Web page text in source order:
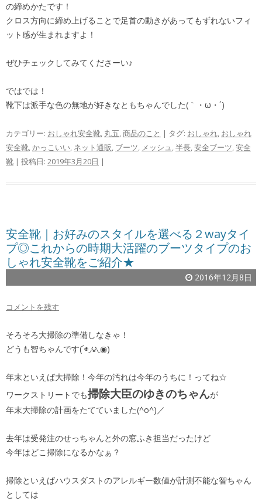
の締めかたです！
クロス方向に締め上げることで足首の動きがあってもずれないフィ
ット感が生まれますよ！
ぜひチェックしてみてくださーい♪
ではでは！
靴下は派手な色の無地が好きなともちゃんでした(｀・ω・´)ゞ
カテゴリー: おしゃれ安全靴, 丸五,商品のこと | タグ: おしゃれ, おしゃれ
安全靴,かっこいい, ネット通販, ブーツ, メッシュ,半長,安全ブーツ,安全
靴 | 投稿日: 2019年3月20日 |
安全靴｜お好みのスタイルを選べる２wayタイ
プ◎これからの時期大活躍のブーツタイプのお
しゃれ安全靴をご紹介★
2016年12月8日
コメントを残す
そろそろ大掃除の準備しなきゃ！
どうも智ちゃんです(´◉◞౪◟◉)
年末といえば大掃除！今年の汚れは今年のうちに！ってね☆
ワークストリートでも掃除大臣のゆきのちゃんが
年末大掃除の計画をたてていました(^o^)／
去年は受発注のせっちゃんと外の窓ふき担当だったけど
今年はどこ掃除になるかなぁ？
掃除といえばハウスダストのアレルギー数値が計測不能な智ちゃん
としては